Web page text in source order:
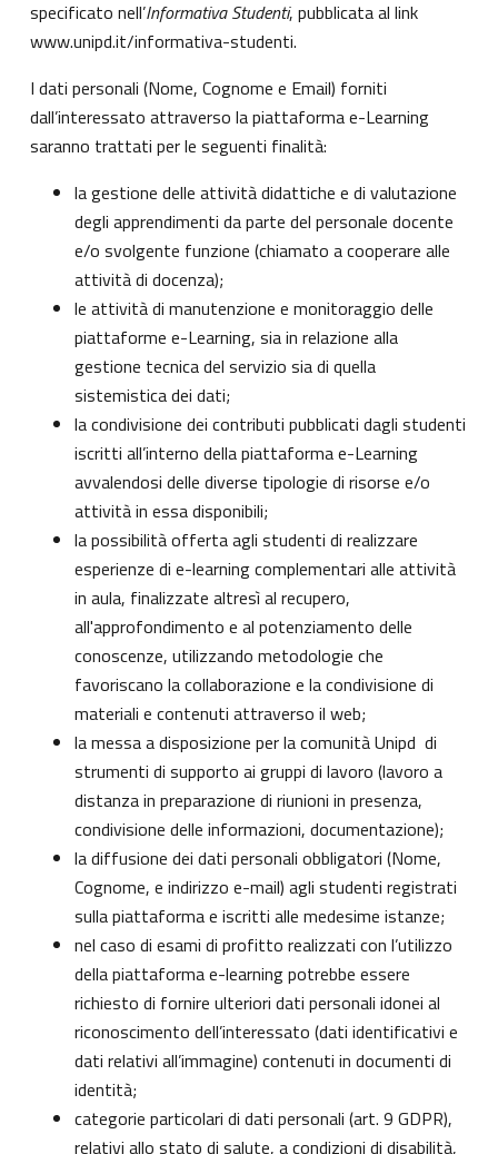
specificato nell’Informativa Studenti, pubblicata al link
www.unipd.it/informativa-studenti.
I dati personali (Nome, Cognome e Email) forniti
dall’interessato attraverso la piattaforma e-Learning
saranno trattati per le seguenti finalità:
la gestione delle attività didattiche e di valutazione
degli apprendimenti da parte del personale docente
e/o svolgente funzione (chiamato a cooperare alle
attività di docenza);
le attività di manutenzione e monitoraggio delle
piattaforme e-Learning, sia in relazione alla
gestione tecnica del servizio sia di quella
sistemistica dei dati;
la condivisione dei contributi pubblicati dagli studenti
iscritti all’interno della piattaforma e-Learning
avvalendosi delle diverse tipologie di risorse e/o
attività in essa disponibili;
la possibilità offerta agli studenti di realizzare
esperienze di e-learning complementari alle attività
in aula, finalizzate altresì al recupero,
all'approfondimento e al potenziamento delle
conoscenze, utilizzando metodologie che
favoriscano la collaborazione e la condivisione di
materiali e contenuti attraverso il web;
la messa a disposizione per la comunità Unipd di
strumenti di supporto ai gruppi di lavoro (lavoro a
distanza in preparazione di riunioni in presenza,
condivisione delle informazioni, documentazione);
la diffusione dei dati personali obbligatori (Nome,
Cognome, e indirizzo e-mail) agli studenti registrati
sulla piattaforma e iscritti alle medesime istanze;
nel caso di esami di profitto realizzati con l’utilizzo
della piattaforma e-learning potrebbe essere
richiesto di fornire ulteriori dati personali idonei al
riconoscimento dell’interessato (dati identificativi e
dati relativi all’immagine) contenuti in documenti di
identità;
categorie particolari di dati personali (art. 9 GDPR),
relativi allo stato di salute, a condizioni di disabilità,